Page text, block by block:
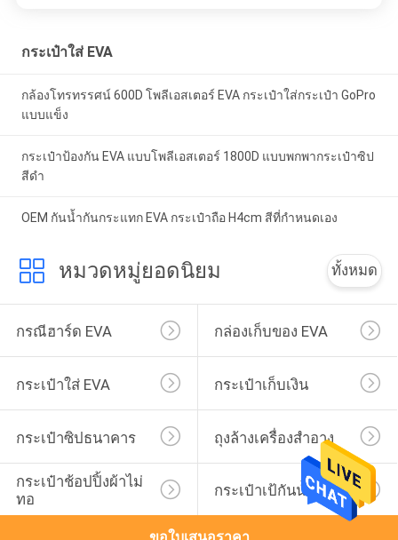
กระเป๋าใส่ EVA
กล้องโทรทรรศน์ 600D โพลีเอสเตอร์ EVA กระเป๋าใส่กระเป๋า GoPro
แบบแข็ง
กระเป๋าป้องกัน EVA แบบโพลีเอสเตอร์ 1800D แบบพกพากระเป๋าซิป
สีดำ
OEM กันน้ำกันกระแทก EVA กระเป๋าถือ H4cm สีที่กำหนดเอง
หมวดหมู่ยอดนิยม ทั้งหมด
กรณีฮาร์ด EVA กล่องเก็บของ EVA
กระเป๋าใส่ EVA กระเป๋าเก็บเงิน
กระเป๋าซิปธนาคาร ถุงล้างเครื่องสำอาง
กระเป๋าช้อปปิ้งผ้าไม่
ทอ
กระเป๋าเป้กันน้ำ